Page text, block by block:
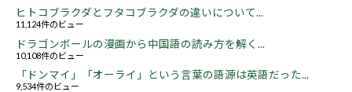
ヒトコブラクダとフタコブラクダの違いについて...
11,124件のビュー
ドラゴンボールの漫画から中国語の読み方を解く...
10,108件のビュー
「ドンマイ」「オーライ」という言葉の語源は英語だった...
9,534件のビュー